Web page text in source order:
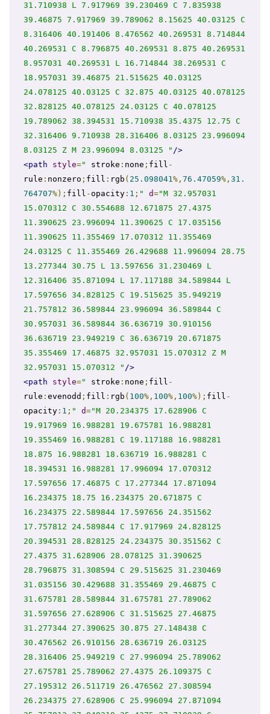
31.710938 L 7.917969 39.230469 C 7.835938
39.46875 7.917969 39.789062 8.15625 40.03125 C
8.316406 40.191406 8.476562 40.269531 8.714844
40.269531 C 8.796875 40.269531 8.875 40.269531
8.957031 40.269531 L 16.714844 38.269531 C
18.957031 39.46875 21.515625 40.03125
24.078125 40.03125 C 32.875 40.03125 40.078125
32.828125 40.078125 24.03125 C 40.078125
19.789062 38.394531 15.710938 35.4375 12.75 C
32.316406 9.710938 28.316406 8.03125 23.996094
8.03125 Z M 23.996094 8.03125 " />
<path
style=" stroke : none ; fill -
rule : nonzero ; fill : rgb ( 25.098041%, 76.47059%, 31.
764707%); fill -opacity: 1 ; " d="M 32.957031
15.070312 C 30.554688 12.671875 27.4375
11.390625 23.996094 11.390625 C 17.035156
11.390625 11.355469 17.070312 11.355469
24.03125 C 11.355469 26.429688 11.996094 28.75
13.277344 30.75 L 13.597656 31.230469 L
12.316406 35.871094 L 17.117188 34.589844 L
17.597656 34.828125 C 19.515625 35.949219
21.757812 36.589844 23.996094 36.589844 C
30.957031 36.589844 36.636719 30.910156
36.636719 23.949219 C 36.636719 20.671875
35.355469 17.46875 32.957031 15.070312 Z M
32.957031 15.070312 " />
<path
style=" stroke : none ; fill -
rule : evenodd ; fill : rgb ( 100%, 100%, 100%); fill -
opacity: 1 ; " d="M 20.234375 17.628906 C
19.917969 16.988281 19.675781 16.988281
19.355469 16.988281 C 19.117188 16.988281
18.875 16.988281 18.636719 16.988281 C
18.394531 16.988281 17.996094 17.070312
17.597656 17.46875 C 17.277344 17.871094
16.234375 18.75 16.234375 20.671875 C
16.234375 22.589844 17.597656 24.351562
17.757812 24.589844 C 17.917969 24.828125
20.394531 28.828125 24.234375 30.351562 C
27.4375 31.628906 28.078125 31.390625
28.796875 31.308594 C 29.515625 31.230469
31.035156 30.429688 31.355469 29.46875 C
31.675781 28.589844 31.675781 27.789062
31.597656 27.628906 C 31.515625 27.46875
31.277344 27.390625 30.875 27.148438 C
30.476562 26.910156 28.636719 26.03125
28.316406 25.949219 C 27.996094 25.789062
27.675781 25.789062 27.4375 26.109375 C
27.195312 26.511719 26.476562 27.308594
26.234375 27.628906 C 25.996094 27.871094